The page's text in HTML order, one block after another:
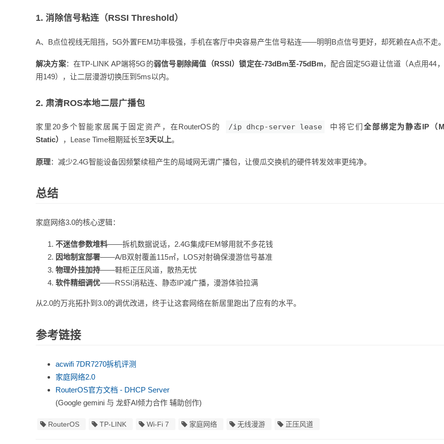
1. 消除信号粘连（RSSI Threshold）
A、B点位视线无阻挡，5G外置FEM功率极强，手机在客厅中央容易产生信号粘连——明明B点信号更好，却死赖在A点不走。
解决方案：在TP-LINK AP端将5G的弱信号剔除阈值（RSSI）锁定在-73dBm至-75dBm，配合固定5G避让信道（A点用44
用149），让二层漫游切换压到5ms以内。
2. 肃清ROS本地二层广播包
家里20多个智能家居属于固定资产，在RouterOS的 /ip dhcp-server lease 中将它们 全部绑定为静态IP（
Static）
，Lease Time租期延长至3天以上。
原理：减少2.4G智能设备因频繁续租产生的局域网无谓广播包，让傻瓜交换机的硬件转发效率更纯净。
总结
家庭网络3.0的核心逻辑：
不迷信参数堆料——拆机数据说话，2.4G集成FEM够用就不多花钱
因地制宜部署——A/B双射覆盖115㎡，LOS对射确保漫游信号基准
物理外挂加持——鞋柜正压风道，散热无忧
软件精细调优——RSSI消粘连、静态IP减广播，漫游体验拉满
从2.0的万兆拓扑到3.0的调优改进，终于让这套网络在新居里跑出了应有的水平。
参考链接
acwifi 7DR7270拆机评测
家庭网络2.0
RouterOS官方文档 - DHCP Server
(Google gemini 与 龙虾AI倾力合作 辅助创作)
RouterOS TP-LINK Wi-Fi 7 家庭网络 无线漫游 正压风道